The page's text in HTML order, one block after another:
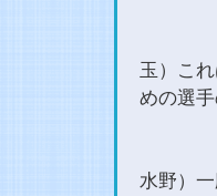
玉）こ
めの選
水野）